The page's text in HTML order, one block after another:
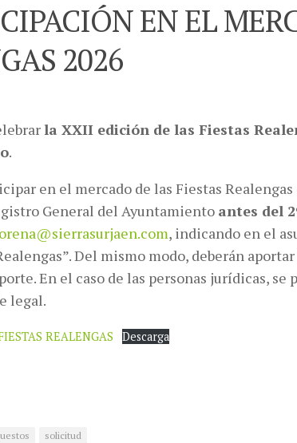
EN EL
2026
la XXII edición de las Fiestas
.
en el mercado de las Fiestas Realengas
General del Ayuntamiento antes del
, indicando en el
Del mismo modo, deberán
En el caso de las personas jurídicas, se
legal.
REALENGAS Descarga
solicitud